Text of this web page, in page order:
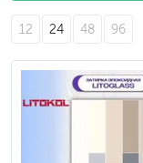
12 24 48 96